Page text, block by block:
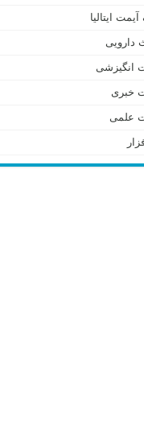
ایتالیا
دارویی
انگیزشی
خبری
علمی